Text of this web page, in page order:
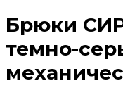
Брюки
темно-